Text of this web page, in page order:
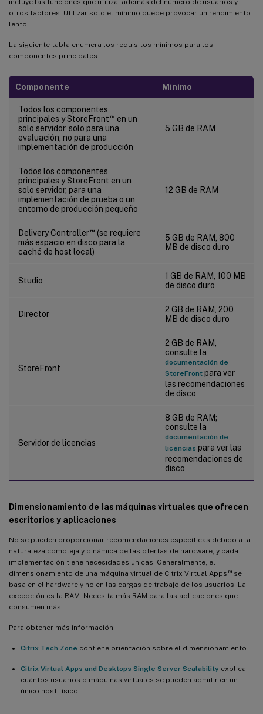
otros factores. Utilizar solo el mínimo puede provocar un rendimiento
lento.
La siguiente tabla enumera los requisitos mínimos para los
componentes principales.
Componente Mínimo
Todos los componentes
principales y StoreFront™ en un
solo servidor, solo para una
evaluación, no para una
implementación de producción
5 GB de RAM
Todos los componentes
principales y StoreFront en un
solo servidor, para una
implementación de prueba o un
entorno de producción pequeño
12 GB de RAM
Delivery Controller™ (se requiere
más espacio en disco para la
caché de host local)
5 GB de RAM, 800
MB de disco duro
Studio
1 GB de RAM, 100 MB
de disco duro
Director
2 GB de RAM, 200
MB de disco duro
StoreFront
2 GB de RAM,
consulte la
documentación de
StoreFront para ver
las recomendaciones
de disco
Servidor de licencias
8 GB de RAM;
consulte la
documentación de
licencias para ver las
recomendaciones de
disco
Dimensionamiento de las máquinas virtuales que ofrecen
escritorios y aplicaciones
No se pueden proporcionar recomendaciones específicas debido a la
naturaleza compleja y dinámica de las ofertas de hardware, y cada
implementación tiene necesidades únicas. Generalmente, el
dimensionamiento de una máquina virtual de Citrix Virtual Apps ™se
basa en el hardware y no en las cargas de trabajo de los usuarios. La
excepción es la RAM. Necesita más RAM para las aplicaciones que
consumen más.
Para obtener más información:
Citrix Tech Zone contiene orientación sobre el dimensionamiento.
Citrix Virtual Apps and Desktops Single Server Scalability explica
cuántos usuarios o máquinas virtuales se pueden admitir en un
único host físico.